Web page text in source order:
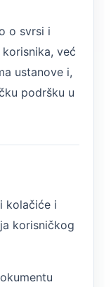
o svrsi i
već
ustanove i,
podršku u
kolačiće i
korisničkog